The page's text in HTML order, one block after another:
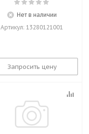
Нет в наличии
Артикул: 13280121001
Запросить цену